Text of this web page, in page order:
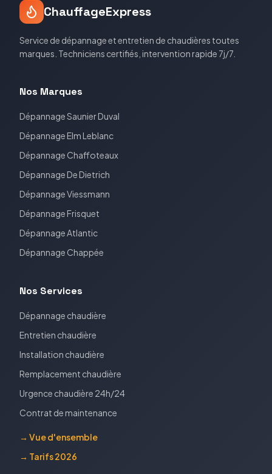
ChauffageExpress
Service de dépannage et entretien de chaudières toutes
marques. Techniciens certifiés, intervention rapide 7j/7.
Nos Marques
DépannageSaunier Duval
DépannageElm Leblanc
Dépannage Chaffoteaux
DépannageDe Dietrich
DépannageViessmann
DépannageFrisquet
DépannageAtlantic
Dépannage Chappée
Nos Services
Dépannage chaudière
Entretien chaudière
Installation chaudière
Remplacement chaudière
Urgence chaudière 24h/24
Contrat de maintenance
→ Vue d'ensemble
→ Tarifs 2026